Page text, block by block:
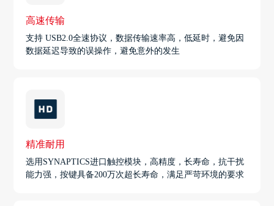
高速传输
支持 USB2.0全速协议，数据传输速率高，低延时，避免因
数据延迟导致的误操作，避免意外的发生
精准耐用
选用SYNAPTICS进口触控模块，高精度，长寿命，抗干扰
能力强，按键具备200万次超长寿命，满足严苛环境的要求